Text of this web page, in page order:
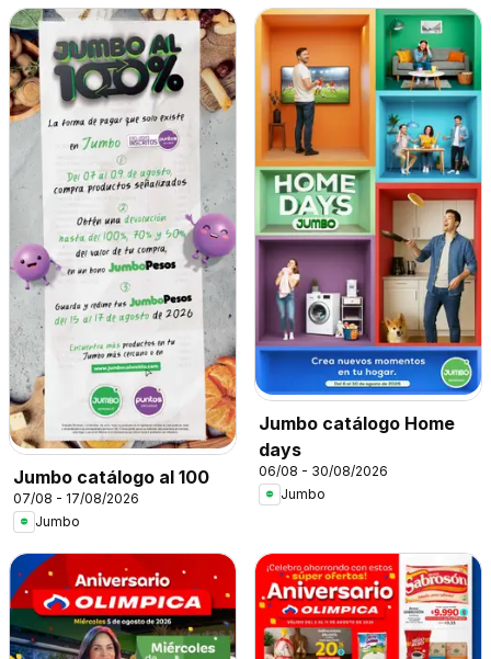
Jumbo catálogo al 100
07/08 - 17/08/2026
Jumbo
Jumbo catálogo Home
days
06/08 - 30/08/2026
Jumbo